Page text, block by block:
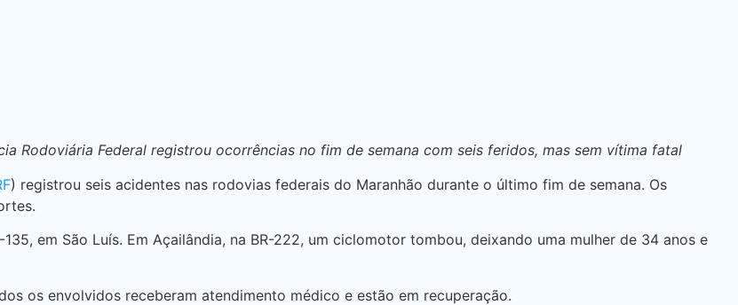
Rodoviária Federal registrou ocorrências no fim de semana com seis feridos, mas sem vítima fatal
) registrou seis acidentes nas rodovias federais do Maranhão durante o último fim de semana. Os
em São Luís. Em Açailândia, na BR-222, um ciclomotor tombou, deixando uma mulher de 34 anos e
os envolvidos receberam atendimento médico e estão em recuperação.